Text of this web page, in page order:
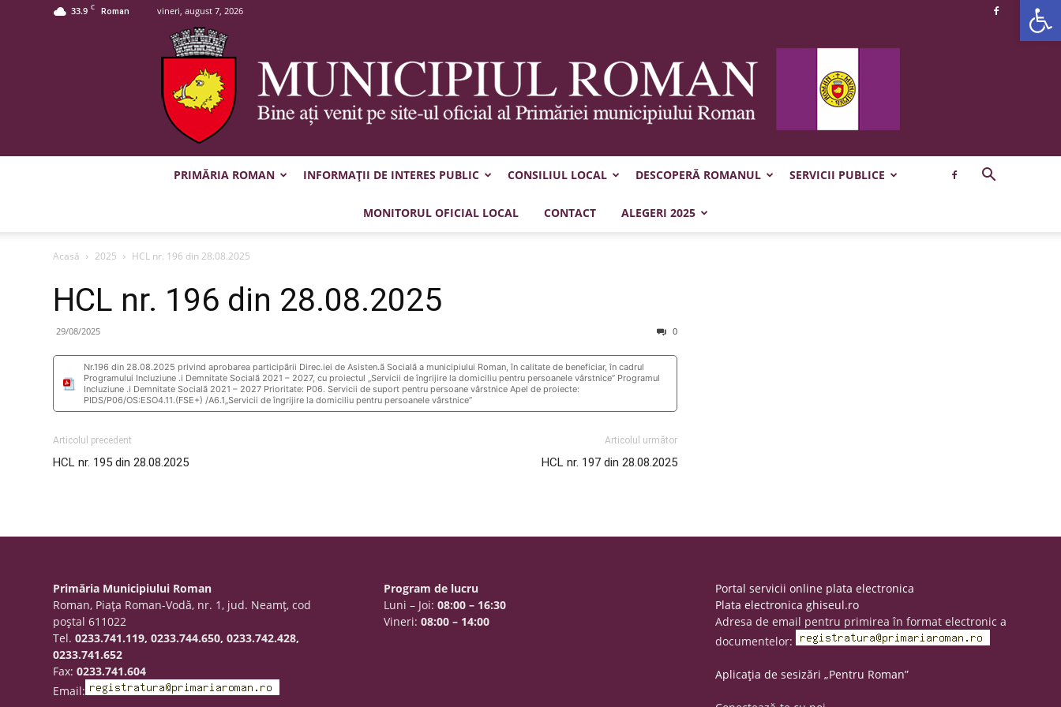
33.9 C Roman vineri, august 7, 2026
Municipiul
PRIMĂRIA ROMAN INFORMAȚII DE INTERES PUBLIC CONSILIUL LOCAL DESCOPERĂ ROMANUL SERVICII PUBLICE
MONITORUL OFICIAL LOCAL CONTACT ALEGERI 2025
Acasă 2025 HCL nr. 196 din 28.08.2025
HCL nr. 196 din 28.08.2025
29/08/2025 0
Nr.196 din 28.08.2025 privind aprobarea participãrii Direc.iei de Asisten.ã Socialã a municipiului Roman, în calitate de beneficiar, în cadrul
Programului Incluziune .i Demnitate Socialã 2021 – 2027, cu proiectul „Servicii de îngrijire la domiciliu pentru persoanele vârstnice” Programul
Incluziune .i Demnitate Socialã 2021 – 2027 Prioritate: P06. Servicii de suport pentru persoane vârstnice Apel de proiecte:
PIDS/P06/OS:ESO4.11.(FSE+) /A6.1„Servicii de îngrijire la domiciliu pentru persoanele vârstnice”
Articolul precedent
HCL nr. 195 din 28.08.2025
Articolul următor
HCL nr. 197 din 28.08.2025
Primăria Municipiului Roman
Roman, Piaţa Roman-Vodă, nr. 1, jud. Neamţ, cod
poştal 611022
Tel.0233.741.119, 0233.744.650, 0233.742.428,
0233.741.652
Fax:0233.741.604
Email:
Program de lucru
Luni – Joi:08:00 – 16:30
Vineri:08:00 – 14:00
Portal servicii online plata electronica
Plata electronica ghiseul.ro
Adresa de email pentru primirea în format electronic a
documentelor:
Aplicația de sesizări „Pentru Roman”